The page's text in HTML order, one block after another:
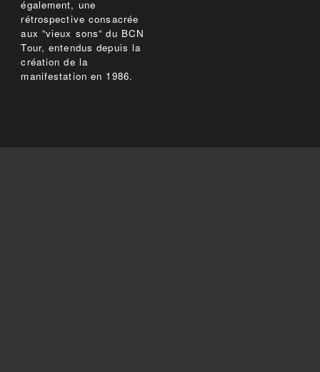
également, une
rétrospective consacrée
aux “vieux sons“ du BCN
Tour, entendus depuis la
création de la
manifestation en 1986.